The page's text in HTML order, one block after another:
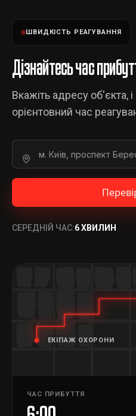
ШВИДКІСТЬ РЕАГУВАННЯ
Дізнайтесь час
Вкажіть адресу об'єкта,
орієнтовний час
СЕРЕДНІЙ ЧАС:6 ХВИЛИН
ЕКІПАЖ ОХОРОНИ
ЧАС ПРИБУТТЯ